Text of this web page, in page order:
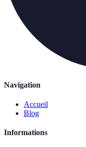
Navigation
Accueil
Blog
Informations